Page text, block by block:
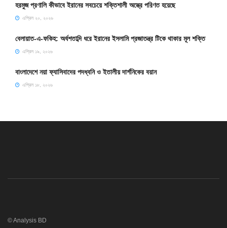
হরমুজ প্রণালি কীভাবে ইরানের সবচেয়ে শক্তিশালী অস্ত্রে পরিণত হয়েছে
এপ্রিল ২০, ২০২৬
বেলায়াত-এ-ফকিহ: অর্ধশতাব্দি ধরে ইরানের ইসলামি প্রজাতন্ত্র টিকে থাকার মূল শক্তি
এপ্রিল ১৯, ২০২৬
বাংলাদেশে নয়া ফ্যাসিবাদের পদধ্বনি ও ইতালীয় দার্শনিকের বয়ান
এপ্রিল ১৮, ২০২৬
© Analysis BD